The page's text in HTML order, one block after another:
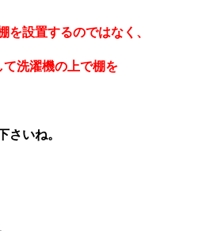
を設置するのではなく、
洗濯機の上で棚を
さいね。